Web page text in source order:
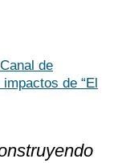
de
de “El